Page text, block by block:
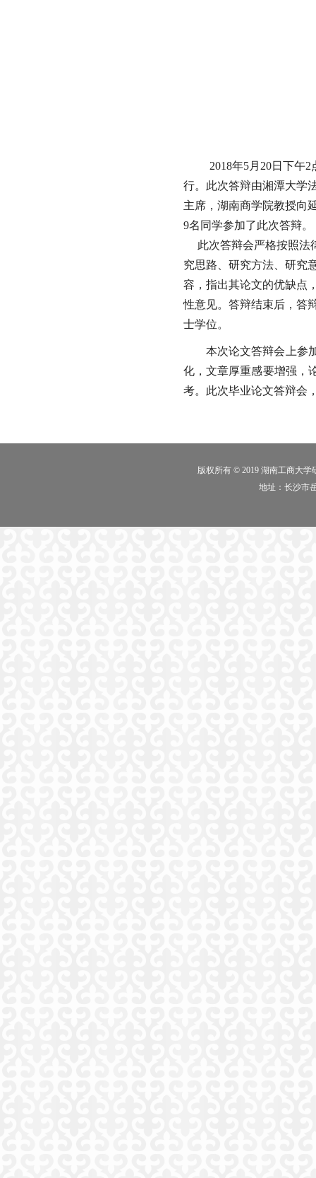
2018年5月20日下午
行。此次答辩由湘潭大学
主席，湖南商学院教授向
9名同学参加了此次答辩。
此次答辩会严格按照法
究思路、研究方法、研究
容，指出其论文的优缺点
性意见。答辩结束后，答
士学位。
本次论文答辩会上参
化，文章厚重感要增强，
考。 此次毕业论文答辩会
版权所有 © 2019 湖南工商大学
地址：长沙市